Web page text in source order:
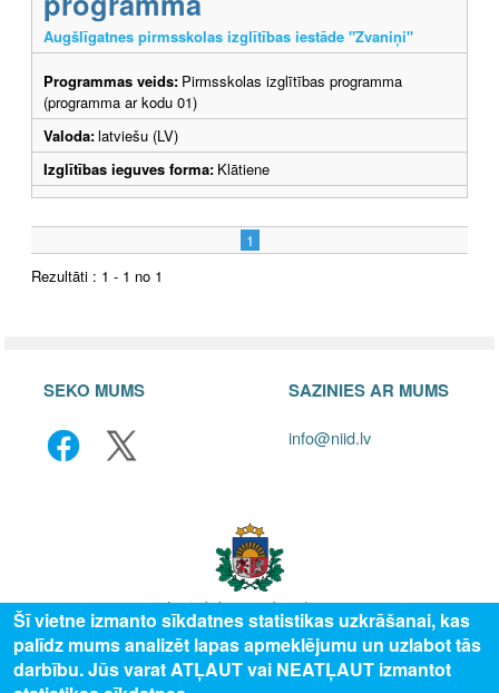
Augšlīgatnes pirmsskolas izglītības iestāde "Zvaniņi"
Programmas veids: Pirmsskolas izglītības programma
(programma ar kodu 01)
Valoda:latviešu (LV)
Izglītības ieguves forma: Klātiene
1
Rezultāti : 1 - 1 no 1
SEKO MUMS SAZINIES AR MUMS
info@niid.lv
© 2025 Valsts izglītības attīstības aģentūra, publicētā satura visas tiesības
Šī vietne izmanto sīkdatnes statistikas uzkrāšanai, kas
palīdz mums analizēt lapas apmeklējumu un uzlabot tās
darbību. Jūs varat ATĻAUT vai NEATĻAUT izmantot